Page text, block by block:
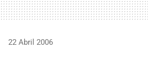
22 Abril 2006